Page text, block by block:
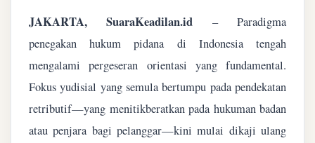
JAKARTA, SuaraKeadilan.id – Paradigma
penegakan hukum pidana di Indonesia tengah
mengalami pergeseran orientasi yang fundamental.
Fokus yudisial yang semula bertumpu pada pendekatan
retributif—yang menitikberatkan pada hukuman badan
atau penjara bagi pelanggar—kini mulai dikaji ulang